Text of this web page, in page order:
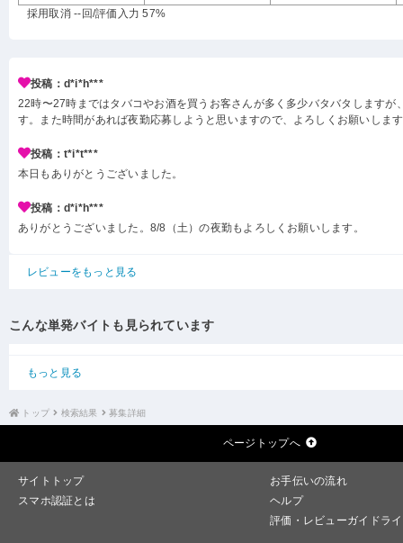
採用取消 --回/評価入力 57%
投稿：d*i*h***
22時〜27時まではタバコやお酒を買うお客さんが多く多少バタバタしますが
す。また時間があれば夜勤応募しようと思いますので、よろしくお願いしま
投稿：t*i*t***
本日もありがとうございました。
投稿：d*i*h***
ありがとうございました。8/8（土）の夜勤もよろしくお願いします。
レビューをもっと見る
こんな単発バイトも見られています
もっと見る
トップ 検索結果 募集詳細
ページトップへ
サイトトップ
お手伝いの流れ
スマホ認証とは
ヘルプ
評価・レビューガイドラ